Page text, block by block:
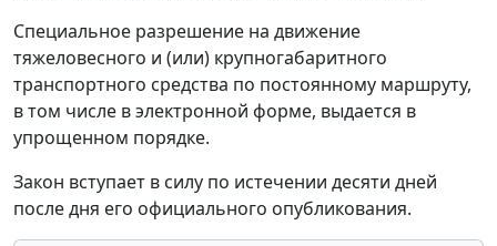
Специальное разрешение на движение
тяжеловесного и (или) крупногабаритного
транспортного средства по постоянному маршруту,
в том числе в электронной форме, выдается в
упрощенном порядке.
Закон вступает в силу по истечении десяти дней
после дня его официального опубликования.